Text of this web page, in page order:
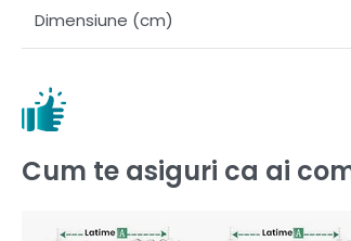
Dimensiune (cm)
Cum te asiguri ca ai